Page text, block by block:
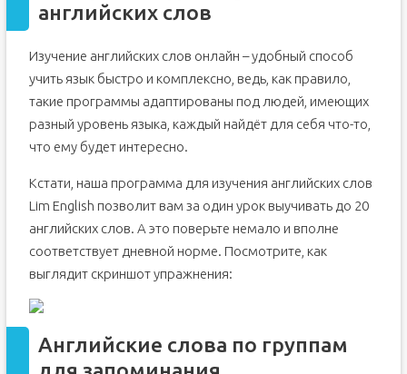
английских слов
Изучение английских слов онлайн – удобный способ
учить язык быстро и комплексно, ведь, как правило,
такие программы адаптированы под людей, имеющих
разный уровень языка, каждый найдёт для себя что-то,
что ему будет интересно.
Кстати, наша программа для изучения английских слов
Lim English позволит вам за один урок выучивать до 20
английских слов. А это поверьте немало и вполне
соответствует дневной норме. Посмотрите, как
выглядит скриншот упражнения:
Английские слова по группам